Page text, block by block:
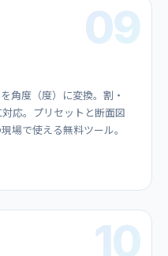
09
角度（度）に変換。割・
応。プリセットと断面図
場で使える無料ツール。
10